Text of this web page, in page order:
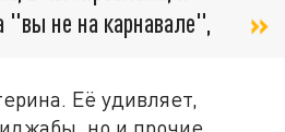
"вы не на карнавале",
Её удивляет,